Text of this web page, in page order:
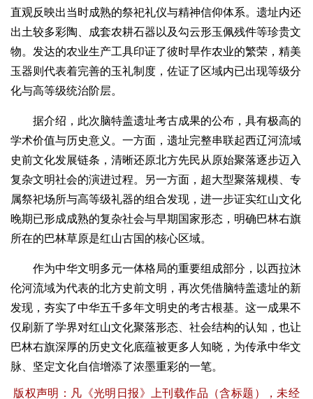
直观反映出当时成熟的祭祀礼仪与精神信仰体系。遗址内还
出土较多彩陶、成套农耕石器以及勾云形玉佩残件等珍贵文
物。发达的农业生产工具印证了彼时旱作农业的繁荣，精美
玉器则代表着完善的玉礼制度，佐证了区域内已出现等级分
化与高等级统治阶层。
据介绍，此次脑特盖遗址考古成果的公布，具有极高的
学术价值与历史意义。一方面，遗址完整串联起西辽河流域
史前文化发展链条，清晰还原北方先民从原始聚落逐步迈入
复杂文明社会的演进过程。另一方面，超大型聚落规模、专
属祭祀场所与高等级礼器的组合发现，进一步证实红山文化
晚期已形成成熟的复杂社会与早期国家形态，明确巴林右旗
所在的巴林草原是红山古国的核心区域。
作为中华文明多元一体格局的重要组成部分，以西拉沐
伦河流域为代表的北方史前文明，再次凭借脑特盖遗址的新
发现，夯实了中华五千多年文明史的考古根基。这一成果不
仅刷新了学界对红山文化聚落形态、社会结构的认知，也让
巴林右旗深厚的历史文化底蕴被更多人知晓，为传承中华文
脉、坚定文化自信增添了浓墨重彩的一笔。
版权声明：凡《光明日报》上刊载作品（含标题），未经